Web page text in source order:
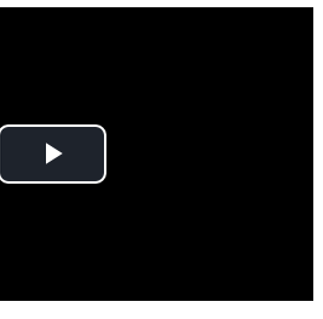
Play